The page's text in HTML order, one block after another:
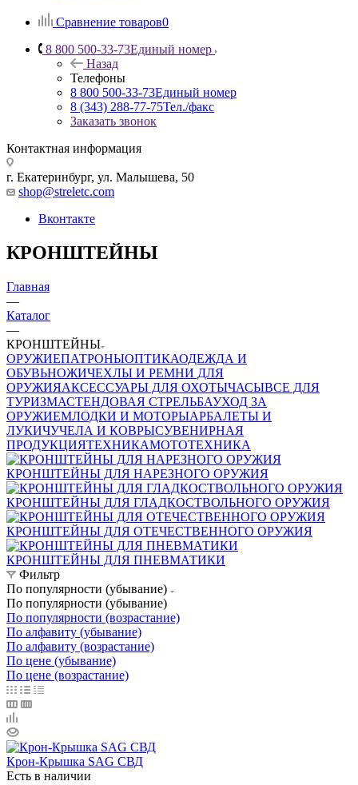
Сравнение товаров0
8 800 500-33-73Единый номер
Назад
Телефоны
8 800 500-33-73Единый номер
8 (343) 288-77-75Тел./факс
Заказать звонок
Контактная информация
г. Екатеринбург, ул. Малышева, 50
shop@streletc.com
Вконтакте
КРОНШТЕЙНЫ
Главная
—
Каталог
—
КРОНШТЕЙНЫ
ОРУЖИЕПАТРОНЫОПТИКАОДЕЖДА И
ОБУВЬНОЖИЧЕХЛЫ И РЕМНИ ДЛЯ
ОРУЖИЯАКСЕССУАРЫ ДЛЯ ОХОТЫЧАСЫВСЕ ДЛЯ
ТУРИЗМАСТЕНДОВАЯ СТРЕЛЬБАУХОД ЗА
ОРУЖИЕМЛОДКИ И МОТОРЫАРБАЛЕТЫ И
ЛУКИЧУЧЕЛА И КОВРЫСУВЕНИРНАЯ
ПРОДУКЦИЯТЕХНИКАМОТОТЕХНИКА
КРОНШТЕЙНЫ ДЛЯ НАРЕЗНОГО ОРУЖИЯ
КРОНШТЕЙНЫ ДЛЯ ГЛАДКОСТВОЛЬНОГО ОРУЖИЯ
КРОНШТЕЙНЫ ДЛЯ ОТЕЧЕСТВЕННОГО ОРУЖИЯ
КРОНШТЕЙНЫ ДЛЯ ПНЕВМАТИКИ
Фильтр
По популярности (убывание)
По популярности (убывание)
По популярности (возрастание)
По алфавиту (убывание)
По алфавиту (возрастание)
По цене (убывание)
По цене (возрастание)
Крон-Крышка SAG СВД
Есть в наличии